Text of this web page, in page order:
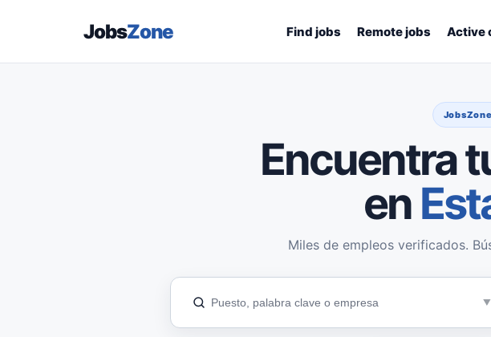
JobsZone Find jobs Remote jobs Active
Encuentra
en
Miles de empleos verificados.